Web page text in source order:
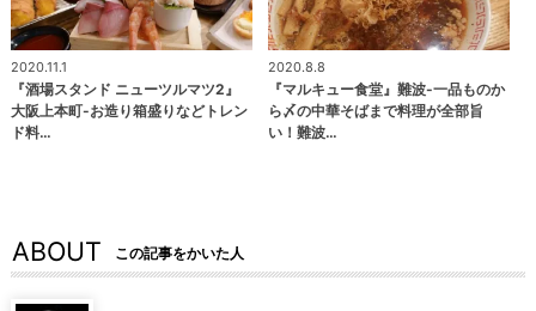
2020.11.1
『酒場スタンド ニューツルマツ2』
大阪上本町-お造り箱盛りなどトレン
ド料…
2020.8.8
『マルキュー食堂』難波-一品ものか
ら〆の中華そばまで料理が全部旨
い！難波…
ABOUT この記事をかいた人